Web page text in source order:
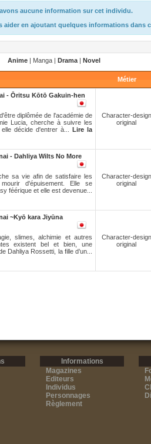
aucune information sur cet individu.
aider en ajoutant quelques informations dans
Anime | Manga | Drama | Novel
Métier
- Ōritsu Kōtō Gakuin-hen
diplômée de l'académie de
Lucia, cherche à suivre les
décide d'entrer à... Lire la
Character-design
original
- Dahliya Wilts No More
sa vie afin de satisfaire les
d'épuisement. Elle se
féérique et elle est devenue...
Character-design
original
~Kyō kara Jiyūna
slimes, alchimie et autres
existent bel et bien, une
Dahliya Rossetti, la fille d’un...
Character-design
original
Informations
Magazines
Editeurs
Individus
Personnages
Règlement